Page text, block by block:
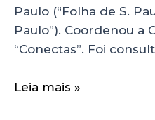
Paulo (“Folha de S.
Paulo”). Coordenou a
“Conectas”. Foi
Leia mais »